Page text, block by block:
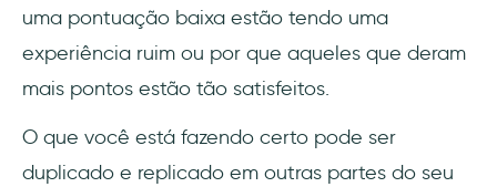
uma pontuação baixa estão tendo uma
experiência ruim ou por que aqueles que deram
mais pontos estão tão satisfeitos.
O que você está fazendo certo pode ser
duplicado e replicado em outras partes do seu